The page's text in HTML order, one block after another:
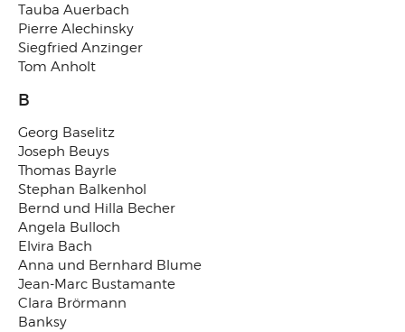
Tauba Auerbach
Pierre Alechinsky
Siegfried Anzinger
Tom Anholt
B
Georg Baselitz
Joseph Beuys
Thomas Bayrle
Stephan Balkenhol
Bernd und Hilla Becher
Angela Bulloch
Elvira Bach
Anna und Bernhard Blume
Jean-Marc Bustamante
Clara Brörmann
Banksy